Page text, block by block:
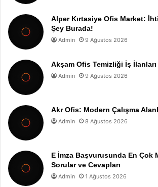
Alper Kırtasiye Ofis Market:
Şey Burada!
Admin 9 Ağustos 2026
Akşam Ofis Temizliği İş İlanları
Admin 9 Ağustos 2026
Akr Ofis: Modern Çalışma
Admin 8 Ağustos 2026
E İmza Başvurusunda En Çok
Sorular ve Cevapları
Admin 1 Ağustos 2026